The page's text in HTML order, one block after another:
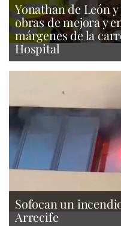
Yonathan de León
obras de mejora y
márgenes de la
Hospital
Sofocan un
Arrecife